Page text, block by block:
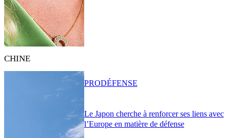
CHINE
Le Japon cherche à renforcer ses liens avec
l’Europe en matière de défense
PRODÉFENSE